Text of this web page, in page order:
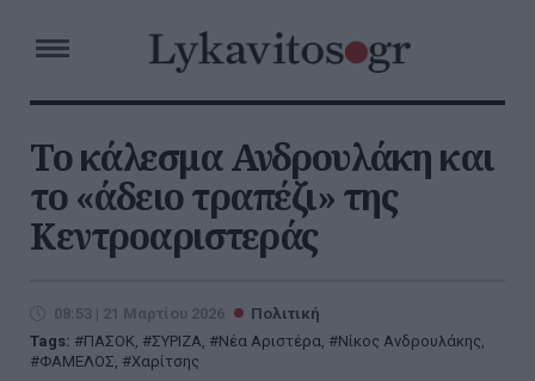
Το κάλεσμα Ανδρουλάκη και
το «άδειο τραπέζι» της
Κεντροαριστεράς
08:53 | 21 Μαρτίου 2026
Πολιτική
Tags:
ΠΑΣΟΚ, ΣΥΡΙΖΑ, Νέα Αριστέρα, Νίκος Ανδρουλάκης,
ΦΑΜΕΛΟΣ, Χαρίτσης